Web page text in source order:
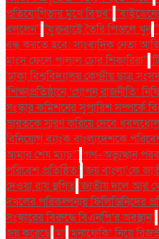
প্রতিযোগিতার মুখে বিপ্লব''
বললেন'' ''যুক্তরাষ্ট্রে তৈরি পিস্তলে খুন
বন্ধ করতে হবে: সাংবাদিক নেতা
মাংস ফেলে পালাল চোর শিকারিরা''
'ঢাকা বিশ্ববিদ্যালয় কেন্দ্রীয় ছাত্র
'শিক্ষাপ্রতিষ্ঠানে ‘গোপন রাজনীতি’
সংস্কার কমিশনের সুপারিশ সম্পর্কে
ভারতকে স্মরণ করিয়ে দেবে
বিনিয়োগ ব্যাংক বাংলাদেশকে
আমার শেষ ম্যাচ’" ‘গণ–অভ্যুত্থান
পরিবেশ প্রতিষ্ঠিত’ ‘জয় বাংলা’কে
দেওয়া রায় স্থগিত ‘জাতীয় দলে আর
দখলের পরিকল্পনায় ফিলিস্তিনিদের
সংস্কারের বিরুদ্ধে বিএনপি’র অবস্থান’
জয় করেছে ‘মা ‘মুনাফেকি’ নিয়ে